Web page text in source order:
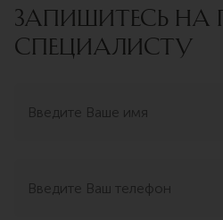
ЗАПИШИТЕСЬ НА
СПЕЦИАЛИСТУ